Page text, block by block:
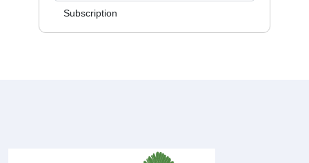
Subscription